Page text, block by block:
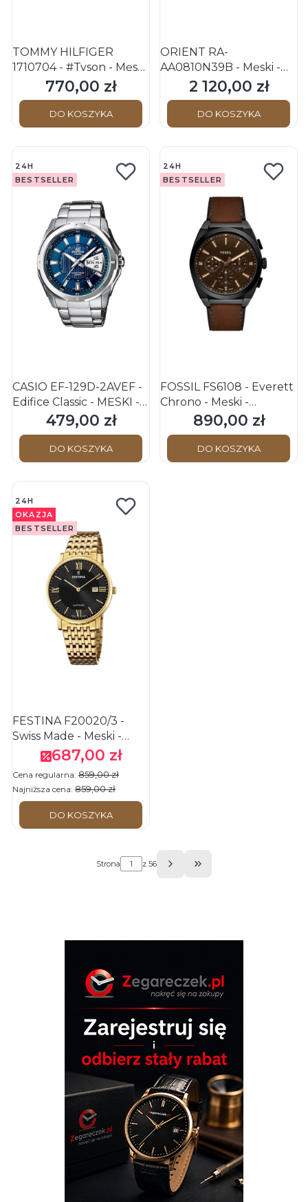
TOMMY HILFIGER
1710704 - #Tyson - Męski
- Zegarek na pasku
skórzanym
Cena
770,00 zł
DO KOSZYKA
ORIENT RA-
AA0810N39B - Męski -
Zegarek na bransolecie
Cena
2 120,00 zł
DO KOSZYKA
24H
BESTSELLER
CASIO EF-129D-2AVEF -
Edifice Classic - MĘSKI -
Zegarek kwarcowy
Cena
479,00 zł
DO KOSZYKA
24H
BESTSELLER
FOSSIL FS6108 - Everett
Chrono - Męski -
Zegarek kwarcowy
Cena
890,00 zł
DO KOSZYKA
24H
OKAZJA
BESTSELLER
FESTINA F20020/3 -
Swiss Made - Męski -
Zegarek kwarcowy
Cena promocyjna
687,00 zł
Cena regularna: 859,00 zł
Najniższa cena: 859,00 zł
DO KOSZYKA
Strona z 56
Przejdź do ostatniej